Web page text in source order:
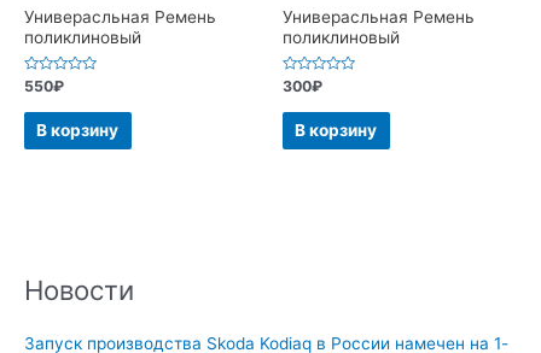
Новости
Запуск производства Skoda Kodiaq в России намечен на 1-
Универасльная Ремень
поликлиновый
Оценка
0
из
550₽
В корзину
Универасльная Ремень
поликлиновый
Оценка
0
из
300₽
В корзину